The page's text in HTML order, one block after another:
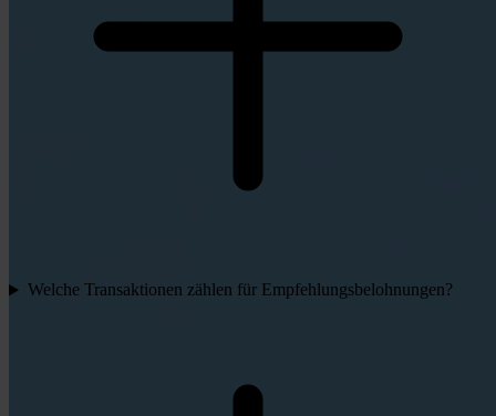
Welche Transaktionen zählen für Empfehlungsbelohnungen?